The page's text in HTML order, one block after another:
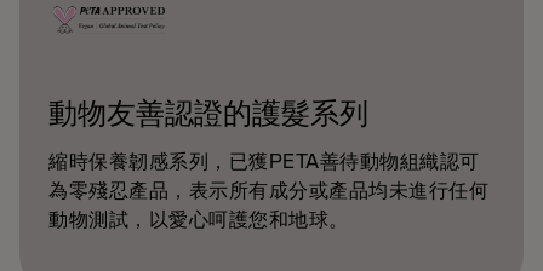
動物友善認證的護髮系列
縮時保養韌感系列，已獲PETA善待動物組織認可
為零殘忍產品，表示所有成分或產品均未進行任何
動物測試，以愛心呵護您和地球。